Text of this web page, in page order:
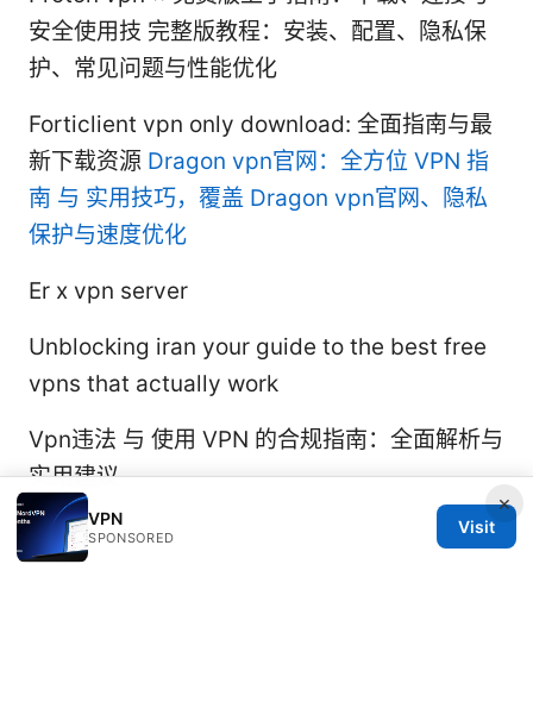
安全使用技 完整版教程：安装、配置、隐私保
护、常见问题与性能优化
Forticlient vpn only download: 全面指南与最
新下载资源 Dragon vpn官网：全方位 VPN 指
南 与 实用技巧，覆盖 Dragon vpn官网、隐私
保护与速度优化
Er x vpn server
Unblocking iran your guide to the best free
vpns that actually work
Vpn违法 与 使用 VPN 的合规指南：全面解析与
实用建议
×
VPN
SPONSORED
Visit